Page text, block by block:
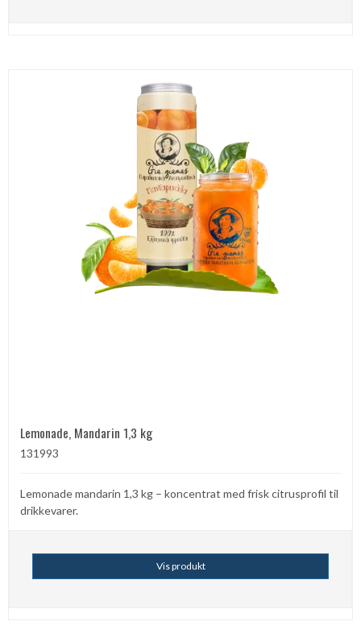
Lemonade, Mandarin 1,3 kg
131993
Lemonade mandarin 1,3 kg – koncentrat med frisk citrusprofil til
drikkevarer.
Vis produkt